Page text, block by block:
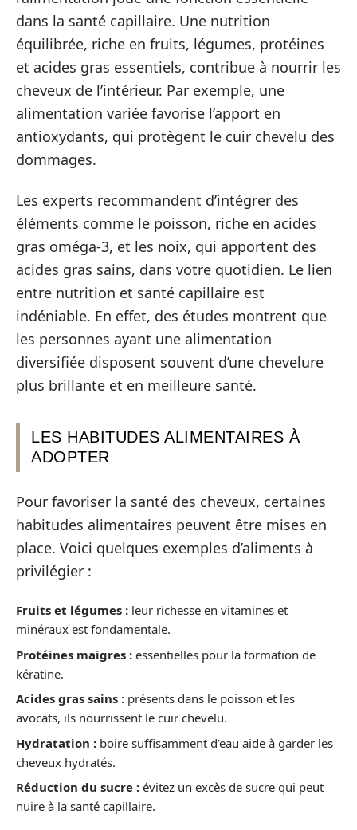
dans la santé capillaire. Une nutrition
équilibrée, riche en fruits, légumes, protéines
et acides gras essentiels, contribue à nourrir les
cheveux de l’intérieur. Par exemple, une
alimentation variée favorise l’apport en
antioxydants, qui protègent le cuir chevelu des
dommages.
Les experts recommandent d’intégrer des
éléments comme le poisson, riche en acides
gras oméga-3, et les noix, qui apportent des
acides gras sains, dans votre quotidien. Le lien
entre nutrition et santé capillaire est
indéniable. En effet, des études montrent que
les personnes ayant une alimentation
diversifiée disposent souvent d’une chevelure
plus brillante et en meilleure santé.
LES HABITUDES ALIMENTAIRES À
ADOPTER
Pour favoriser la santé des cheveux, certaines
habitudes alimentaires peuvent être mises en
place. Voici quelques exemples d’aliments à
privilégier :
Fruits et légumes : leur richesse en vitamines et
minéraux est fondamentale.
Protéines maigres : essentielles pour la formation de
kératine.
Acides gras sains : présents dans le poisson et les
avocats, ils nourrissent le cuir chevelu.
Hydratation : boire suffisamment d’eau aide à garder les
cheveux hydratés.
Réduction du sucre : évitez un excès de sucre qui peut
nuire à la santé capillaire.